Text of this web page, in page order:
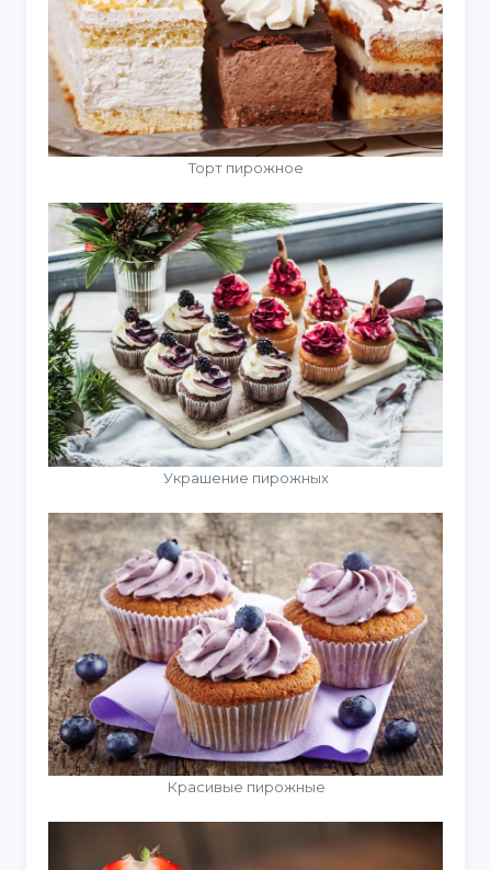
Торт пирожное
Украшение пирожных
Красивые пирожные